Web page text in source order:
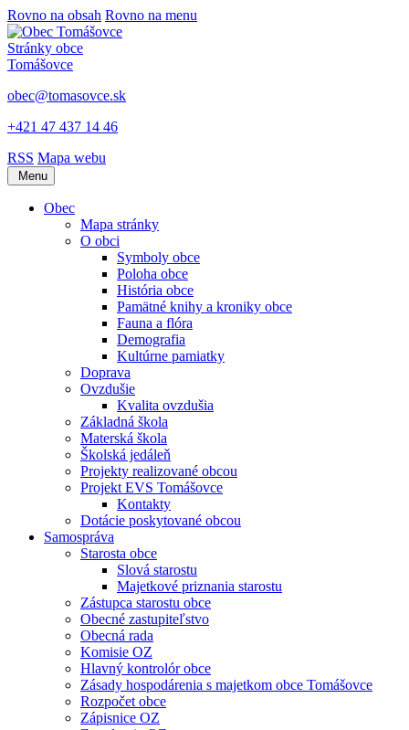
Rovno na obsah Rovno na menu
Stránky obce
Tomášovce
obec@tomasovce.sk
+421 47 437 14 46
RSS Mapa webu
Menu
Obec
Mapa stránky
O obci
Symboly obce
Poloha obce
História obce
Pamätné knihy a kroniky obce
Fauna a flóra
Demografia
Kultúrne pamiatky
Doprava
Ovzdušie
Kvalita ovzdušia
Základná škola
Materská škola
Školská jedáleň
Projekty realizované obcou
Projekt EVS Tomášovce
Kontakty
Dotácie poskytované obcou
Samospráva
Starosta obce
Slová starostu
Majetkové priznania starostu
Zástupca starostu obce
Obecné zastupiteľstvo
Obecná rada
Komisie OZ
Hlavný kontrolór obce
Zásady hospodárenia s majetkom obce Tomášovce
Rozpočet obce
Zápisnice OZ